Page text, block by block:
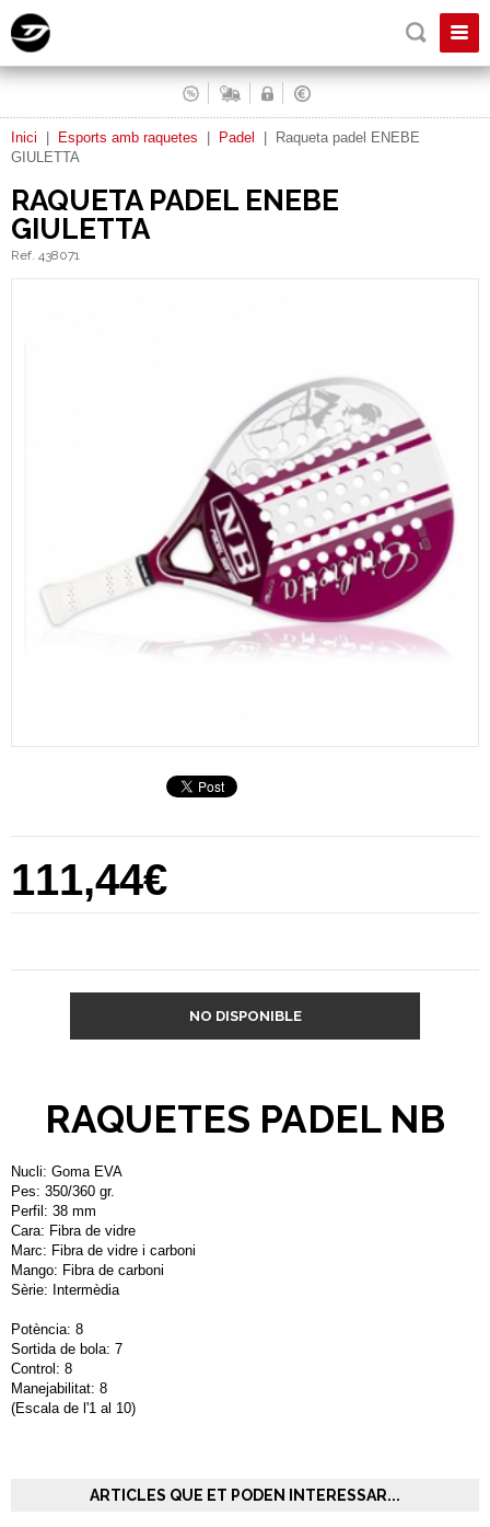
Inici Esports amb raquetes Padel
Raqueta padel ENEBE
GIULETTA
RAQUETA PADEL ENEBE
GIULETTA
Ref. 438071
111,44€
NO DISPONIBLE
RAQUETES PADEL NB
Nucli: Goma EVA
Pes: 350/360 gr.
Perfil: 38 mm
Cara: Fibra de vidre
Marc: Fibra de vidre i carboni
Mango: Fibra de carboni
Sèrie: Intermèdia
Potència: 8
Sortida de bola: 7
Control: 8
Manejabilitat: 8
(Escala de l'1 al 10)
ARTICLES QUE ET PODEN INTERESSAR...